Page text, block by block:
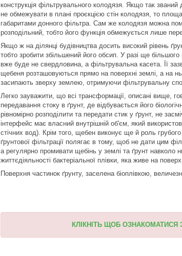
конструкція фільтрувального колодязя. Якщо так
не обмежувати в плані проєкцією стін колодязя, то
габаритами донного фільтра. Сам же колодязя можна
розподільний, тобто його функція обмежується лише
Якщо ж на ділянці будівництва досить високий рівень
тобто зробити збільшений його обсип. У разі ще
вже буде не свердловина, а фільтрувальна касета. Її
щебеня розташовуються прямо на поверхні землі, а на
засипають зверху землею, отримуючи фільтрувальну
Легко зауважити, що всі трансформації, описані вище,
передавання стоку в ґрунт, де відбувається його
рівномірно розподілити та передати стик у ґрунт, не
інтерфейс має власний внутрішній об'єм, який
стічних вод). Крім того, щебен виконує ще й роль
ґрунтової фільтрації полягає в тому, щоб не дати цим
а регулярно промивати щебінь у землі та ґрунт навколо
життєдіяльності бактеріальної плівки, яка живе на
Поверхня частинок ґрунту, заселена біоплівкою,
КЛІКНІТЬ ЩОБ